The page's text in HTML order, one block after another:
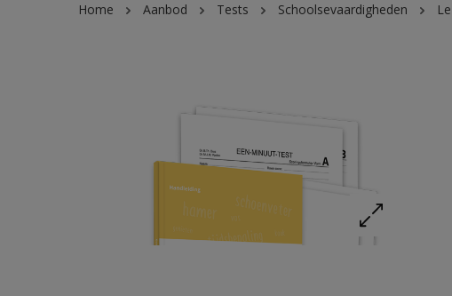
Home Aanbod Tests Schoolsevaardigheden
Expand